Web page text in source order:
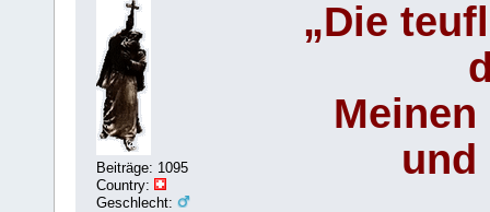
Beiträge: 1095
Country:
Geschlecht:
„Die
und